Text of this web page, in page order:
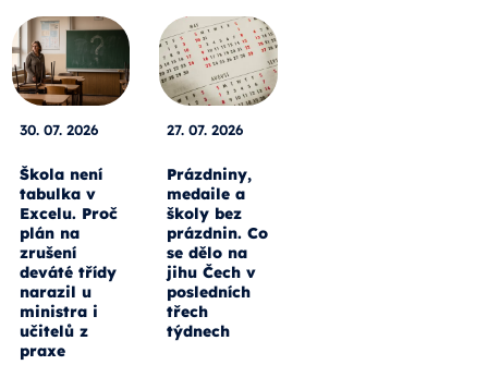
30. 07. 2026
Škola není
tabulka v
Excelu. Proč
plán na
zrušení
deváté třídy
narazil u
ministra i
učitelů z
praxe
27. 07. 2026
Prázdniny,
medaile a
školy bez
prázdnin. Co
se dělo na
jihu Čech v
posledních
třech
týdnech